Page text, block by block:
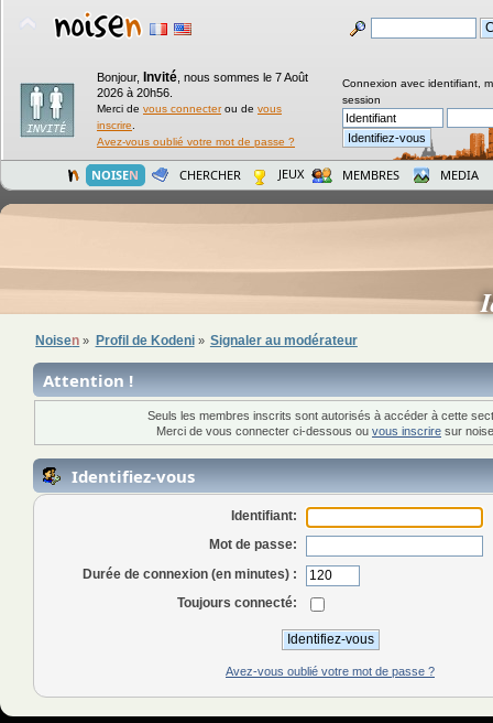
Bonjour, Invité nous sommes le 7 Août
2026 à 20h56.
Merci de vous connecterou de vous
inscrire
Avez-vous oublié votre mot de passe ?
Connexion avec identifiant,
session
NOISEN CHERCHER JEUX MEMBRES MEDIA
Noisen » Profil de Kodeni» Signaler au modérateur
Attention !
Seuls les membres inscrits sont autorisés à accéder à cette
Merci de vous connecter ci-dessous ou vous inscrire sur
Identifiez-vous
Identifiant:
Mot de passe:
Durée de connexion (en minutes) :
Toujours connecté:
Avez-vous oublié votre mot de passe ?